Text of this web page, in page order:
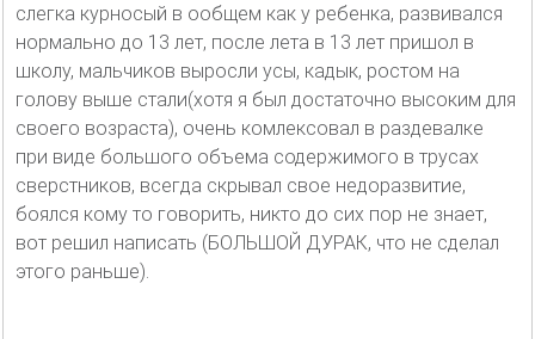
слегка курносый в ообщем как у ребенка, развивался
нормально до 13 лет, после лета в 13 лет пришол в
школу, мальчиков выросли усы, кадык, ростом на
голову выше стали(хотя я был достаточно высоким для
своего возраста), очень комлексовал в раздевалке
при виде большого объема содержимого в трусах
сверстников, всегда скрывал свое недоразвитие,
боялся кому то говорить, никто до сих пор не знает,
вот решил написать (БОЛЬШОЙ ДУРАК, что не сделал
этого раньше).